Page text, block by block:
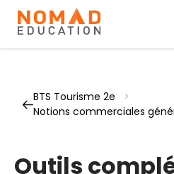
BTS Tourisme 2e
>
Notions commerciales
Outils